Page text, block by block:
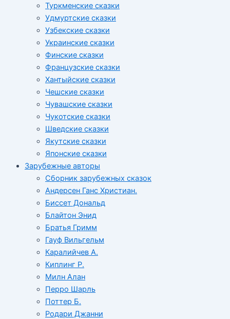
Туркменские сказки
Удмуртские сказки
Узбекские сказки
Украинские сказки
Финские сказки
Французские сказки
Хантыйские сказки
Чешские сказки
Чувашские сказки
Чукотские сказки
Шведские сказки
Якутские сказки
Японские сказки
Зарубежные авторы
Сборник зарубежных сказок
Андерсен Ганс Христиан.
Биссет Дональд
Блайтон Энид
Братья Гримм
Гауф Вильгельм
Каралийчев А.
Киплинг Р.
Милн Алан
Перро Шарль
Поттер Б.
Родари Джанни